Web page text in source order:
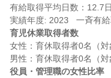
有給取得平均日数：12.7日
育児休業取得者数
女性：育休取得者0名（対
役員・管理職の女性比率